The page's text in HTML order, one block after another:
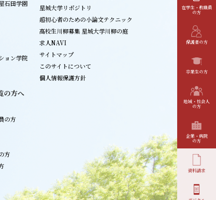
在学生・教職員
の方
保護者の方
卒業生の方
地域・社会人
の方
企業・病院
の方
資料請求
石田学園
ョン学院
の方へ
の方
方
星城大学リポジトリ
超初心者のための小論文テクニック
高校生川柳募集 星城大学川柳の庭
求人NAVI
サイトマップ
このサイトについて
個人情報保護方針